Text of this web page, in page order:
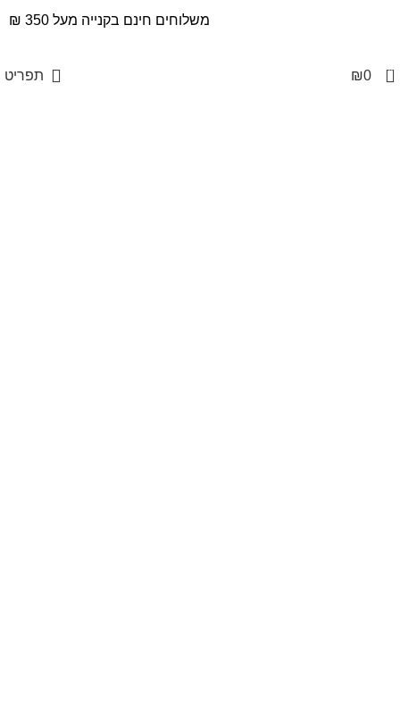
0
₪0 תפריט
Click to enlarge
משלוחים חינם בקנייה מעל 350 ₪